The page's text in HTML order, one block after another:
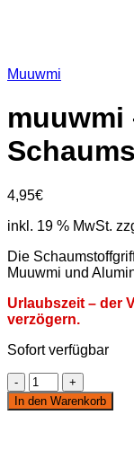
Muuwmi
muuwmi
4,95€
inkl. 19 % MwSt.
Die
Muuwmi und
Urlaubszeit – der
verzögern.
Sofort verfügbar
muuwmi
-
2er
In den Warenkorb